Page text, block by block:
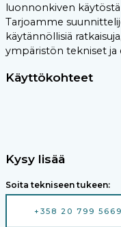
luonnonkiven
Tarjoamme
käytännöllisiä
ympäristön tekniset ja
Käyttökohteet
Kysy lisää
Soita tekniseen tukeen:
+358 20 799 5669